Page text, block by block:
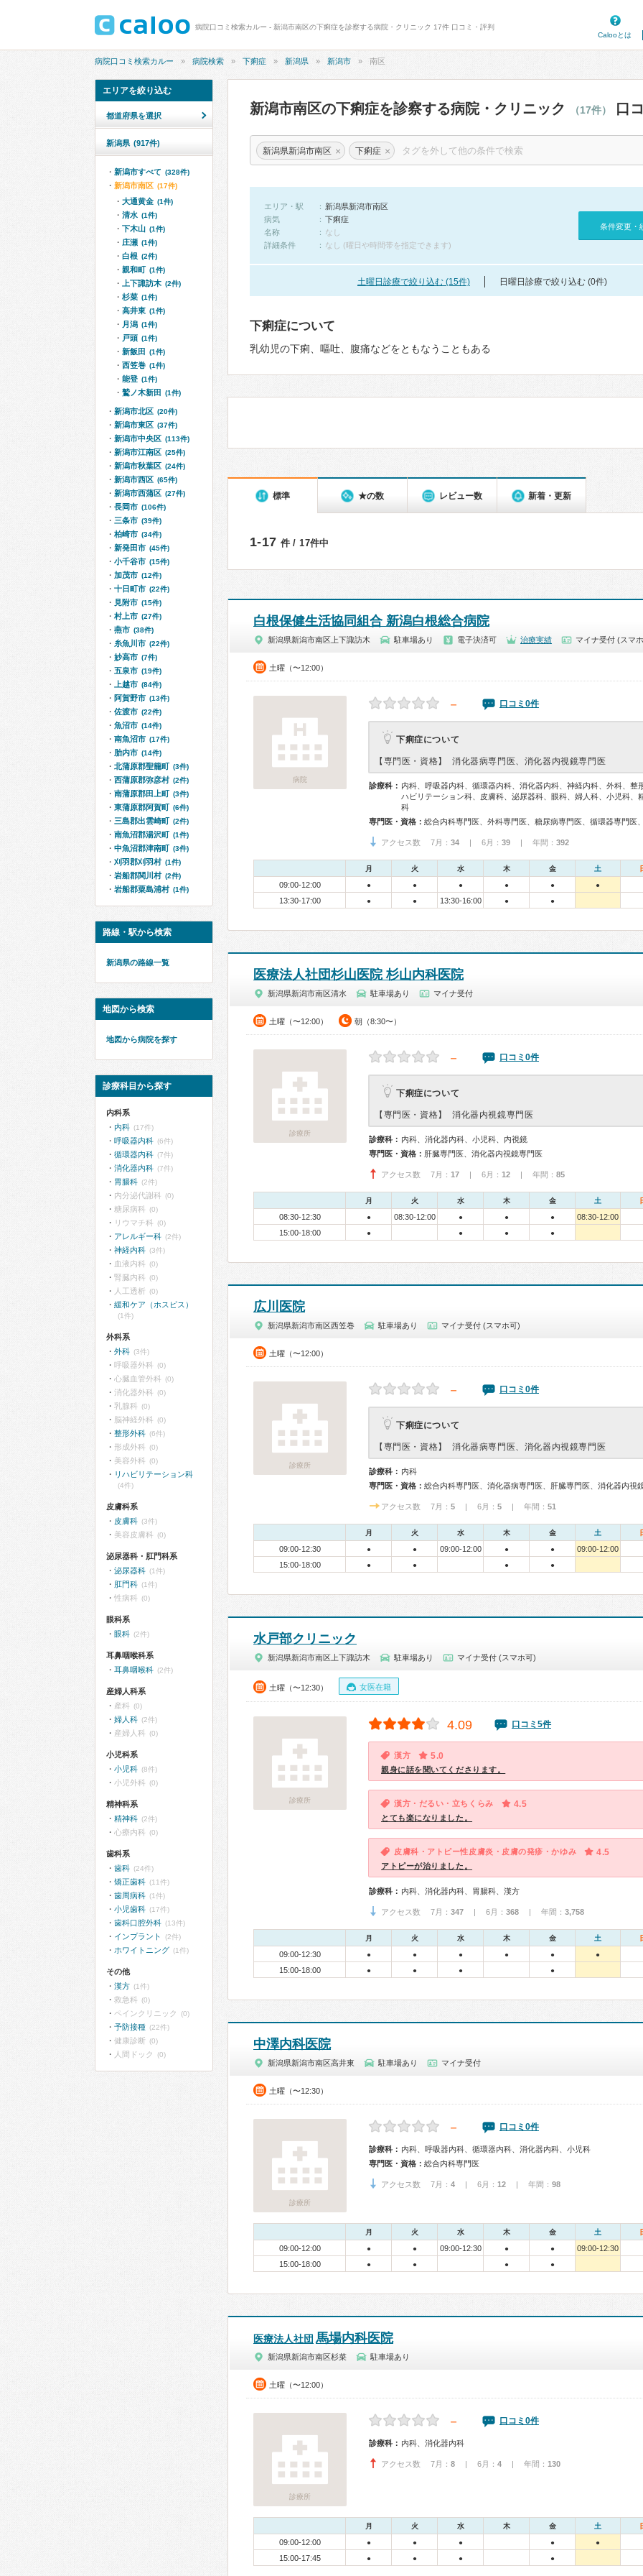
病院口コミ検索カルー - 新潟市南区の下痢症を診察する病院・クリニック 17件 口コミ・評判
Calooとは
病院口コミ検索カルー 病院検索 下痢症 新潟県 新潟市 南区
新潟市南区の下痢症を診察する病院・クリニック （17件） 口
新潟県新潟市南区 × 下痢症 ×
エリア・駅
新潟県新潟市南区
病気
下痢症
名称
なし
詳細条件
なし (曜日や時間帯を指定できます)
条件変更・
土曜日診療で絞り込む (15件) 日曜日診療で絞り込む (0件)
下痢症について
乳幼児の下痢、嘔吐、腹痛などをともなうこともある
標準 ★の数 レビュー数 新着・更新
1-17 件 / 17件中
白根保健生活協同組合 新潟白根総合病院
新潟県新潟市南区上下諏訪木 駐車場あり 電子決済可 治療実績 マイナ受付 (スマ
土曜（〜12:00）
病院
－ 口コミ0件
下痢症について
【専門医・資格】 消化器病専門医、消化器内視鏡専門医
診療科： 内科、呼吸器内科、循環器内科、消化器内科、神経内科、外科、整
ハビリテーション科、皮膚科、泌尿器科、眼科、婦人科、小児科、
科
専門医・資格：
アクセス数 7月： 34 | 6月： 39 | 年間： 392
月 火 水 木 金 土
09:00-12:00 ● ● ● ● ● ●
13:30-17:00 ● ● 13:30-16:00 ● ●
医療法人社団杉山医院 杉山内科医院
新潟県新潟市南区清水 駐車場あり マイナ受付
土曜（〜12:00） 朝（8:30〜）
診療所
－ 口コミ0件
下痢症について
【専門医・資格】 消化器内視鏡専門医
診療科： 内科、消化器内科、小児科、内視鏡
専門医・資格： 肝臓専門医、消化器内視鏡専門医
アクセス数 7月： 17 | 6月： 12 | 年間： 85
月 火 水 木 金 土
08:30-12:30 ● 08:30-12:00 ● ● ●
08:30-12:00
15:00-18:00
● ● ● ●
広川医院
新潟県新潟市南区西笠巻 駐車場あり マイナ受付 (スマホ可)
土曜（〜12:00）
診療所
－ 口コミ0件
下痢症について
【専門医・資格】 消化器病専門医、消化器内視鏡専門医
診療科： 内科
専門医・資格： 総合内科専門医、消化器病専門医、肝臓専門医、消化器内視
アクセス数 7月： 5 | 6月： 5 | 年間： 51
月 火 水 木 金 土
09:00-12:30 ● ● 09:00-12:00 ● ●
09:00-12:00
15:00-18:00
● ● ● ●
水戸部クリニック
新潟県新潟市南区上下諏訪木 駐車場あり マイナ受付 (スマホ可)
土曜（〜12:30） 女医在籍
診療所
4.09 口コミ5件
漢方 5.0
親身に話を聞いてくださります。
漢方・だるい・立ちくらみ 4.5
とても楽になりました。
皮膚科・アトピー性皮膚炎・皮膚の発疹・かゆみ 4.5
アトピーが治りました。
診療科： 内科、消化器内科、胃腸科、漢方
アクセス数 7月： 347 | 6月： 368 | 年間： 3,758
月 火 水 木 金 土
09:00-12:30 ● ● ● ● ● ●
15:00-18:00 ● ● ● ●
中澤内科医院
新潟県新潟市南区高井東 駐車場あり マイナ受付
土曜（〜12:30）
診療所
－ 口コミ0件
診療科： 内科、呼吸器内科、循環器内科、消化器内科、小児科
専門医・資格： 総合内科専門医
アクセス数 7月： 4 | 6月： 12 | 年間： 98
月 火 水 木 金 土
09:00-12:00 ● ● 09:00-12:30 ● ●
09:00-12:30
15:00-18:00
● ● ● ●
医療法人社団 馬場内科医院
新潟県新潟市南区杉菜 駐車場あり
土曜（〜12:00）
診療所
－ 口コミ0件
診療科： 内科、消化器内科
アクセス数 7月： 8 | 6月： 4 | 年間： 130
月 火 水 木 金 土
09:00-12:00 ● ● ● ● ●
15:00-17:45 ● ● ● ●
エリアを絞り込む
都道府県を選択
新潟県 (917件)
新潟市すべて (328件)
新潟市南区 (17件)
大通黄金 (1件)
清水 (1件)
下木山 (1件)
庄瀬 (1件)
白根 (2件)
親和町 (1件)
上下諏訪木 (2件)
杉菜 (1件)
高井東 (1件)
月潟 (1件)
戸頭 (1件)
新飯田 (1件)
西笠巻 (1件)
能登 (1件)
鷲ノ木新田 (1件)
新潟市北区 (20件)
新潟市東区 (37件)
新潟市中央区 (113件)
新潟市江南区 (25件)
新潟市秋葉区 (24件)
新潟市西区 (65件)
新潟市西蒲区 (27件)
長岡市 (106件)
三条市 (39件)
柏崎市 (34件)
新発田市 (45件)
小千谷市 (15件)
加茂市 (12件)
十日町市 (22件)
見附市 (15件)
村上市 (27件)
燕市 (38件)
糸魚川市 (22件)
妙高市 (7件)
五泉市 (19件)
上越市 (84件)
阿賀野市 (13件)
佐渡市 (22件)
魚沼市 (14件)
南魚沼市 (17件)
胎内市 (14件)
北蒲原郡聖籠町 (3件)
西蒲原郡弥彦村 (2件)
南蒲原郡田上町 (3件)
東蒲原郡阿賀町 (6件)
三島郡出雲崎町 (2件)
南魚沼郡湯沢町 (1件)
中魚沼郡津南町 (3件)
刈羽郡刈羽村 (1件)
岩船郡関川村 (2件)
岩船郡粟島浦村 (1件)
路線・駅から検索
新潟県の路線一覧
地図から検索
地図から病院を探す
診療科目から探す
内科系
内科 (17件)
呼吸器内科 (6件)
循環器内科 (7件)
消化器内科 (7件)
胃腸科 (2件)
内分泌代謝科 (0)
糖尿病科 (0)
リウマチ科 (0)
アレルギー科 (2件)
神経内科 (3件)
血液内科 (0)
腎臓内科 (0)
人工透析 (0)
緩和ケア（ホスピス）
(1件)
外科系
外科 (3件)
呼吸器外科 (0)
心臓血管外科 (0)
消化器外科 (0)
乳腺科 (0)
脳神経外科 (0)
整形外科 (6件)
形成外科 (0)
美容外科 (0)
リハビリテーション科
(4件)
皮膚科系
皮膚科 (3件)
美容皮膚科 (0)
泌尿器科・肛門科系
泌尿器科 (1件)
肛門科 (1件)
性病科 (0)
眼科系
眼科 (2件)
耳鼻咽喉科系
耳鼻咽喉科 (2件)
産婦人科系
産科 (0)
婦人科 (2件)
産婦人科 (0)
小児科系
小児科 (8件)
小児外科 (0)
精神科系
精神科 (2件)
心療内科 (0)
歯科系
歯科 (24件)
矯正歯科 (11件)
歯周病科 (1件)
小児歯科 (17件)
歯科口腔外科 (13件)
インプラント (2件)
ホワイトニング (1件)
その他
漢方 (1件)
救急科 (0)
ペインクリニック (0)
予防接種 (22件)
健康診断 (0)
人間ドック (0)